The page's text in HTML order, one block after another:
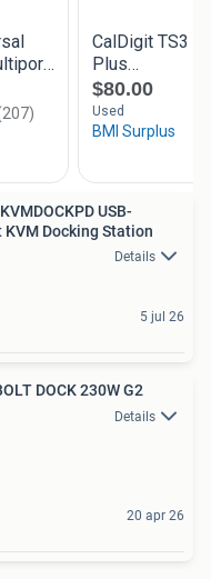
USB-
Docking Station
Details
5 jul 26
DOCK 230W G2
Details
20 apr 26